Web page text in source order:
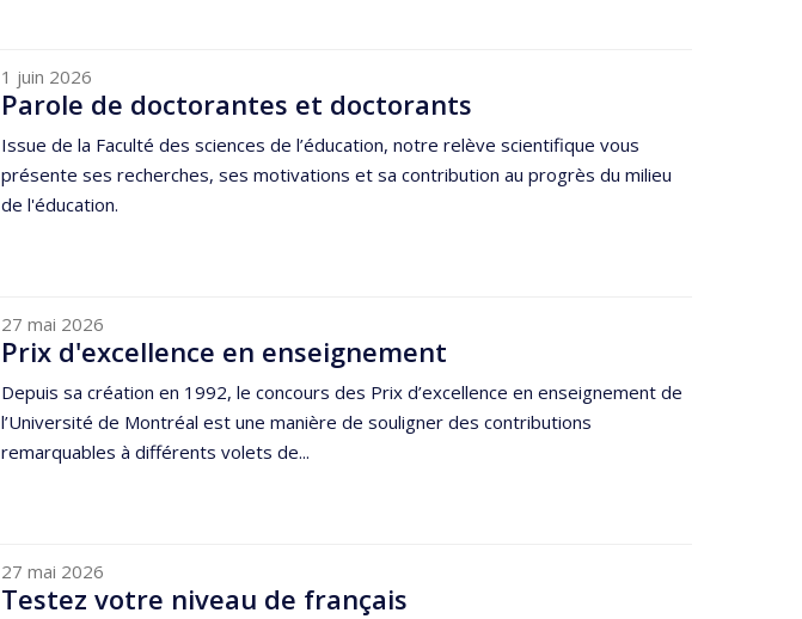
1 juin 2026
Parole de doctorantes et doctorants
Issue de la Faculté des sciences de l’éducation, notre relève scientifique vous
présente ses recherches, ses motivations et sa contribution au progrès du milieu
de l'éducation.
27 mai 2026
Prix d'excellence en enseignement
Depuis sa création en 1992, le concours des Prix d’excellence en enseignement de
l’Université de Montréal est une manière de souligner des contributions
remarquables à différents volets de...
27 mai 2026
Testez votre niveau de français